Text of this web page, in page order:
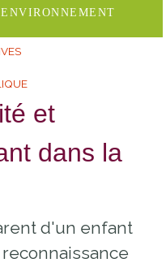
ENVIRONNEMENT
et
dans la
d'un enfant